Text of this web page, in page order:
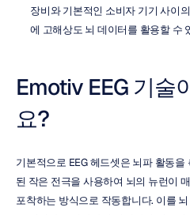
장비와 기본적인 소비자 기기 사이
에 고해상도 뇌 데이터를 활용할 수
Emotiv EEG 기술
요?
기본적으로 EEG 헤드셋은 뇌파 활동
된 작은 전극을 사용하여 뇌의 뉴런이
포착하는 방식으로 작동합니다. 이를